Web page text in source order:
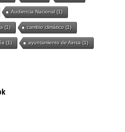
Audiencia Nacional(1)
(1) cambio climático(1)
(1) ayuntamiento de Ainsa(1)